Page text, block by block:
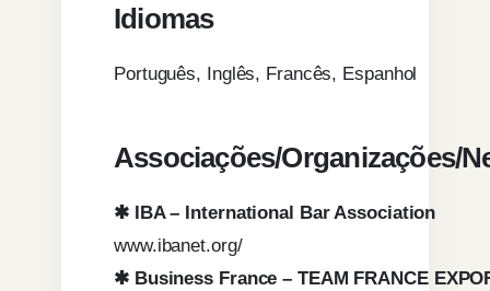
Idiomas
Português, Inglês, Francês, Espanhol
Associações/Organizações/
✱ IBA – International Bar Association
www.ibanet.org/
✱ Business France – TEAM FRANCE